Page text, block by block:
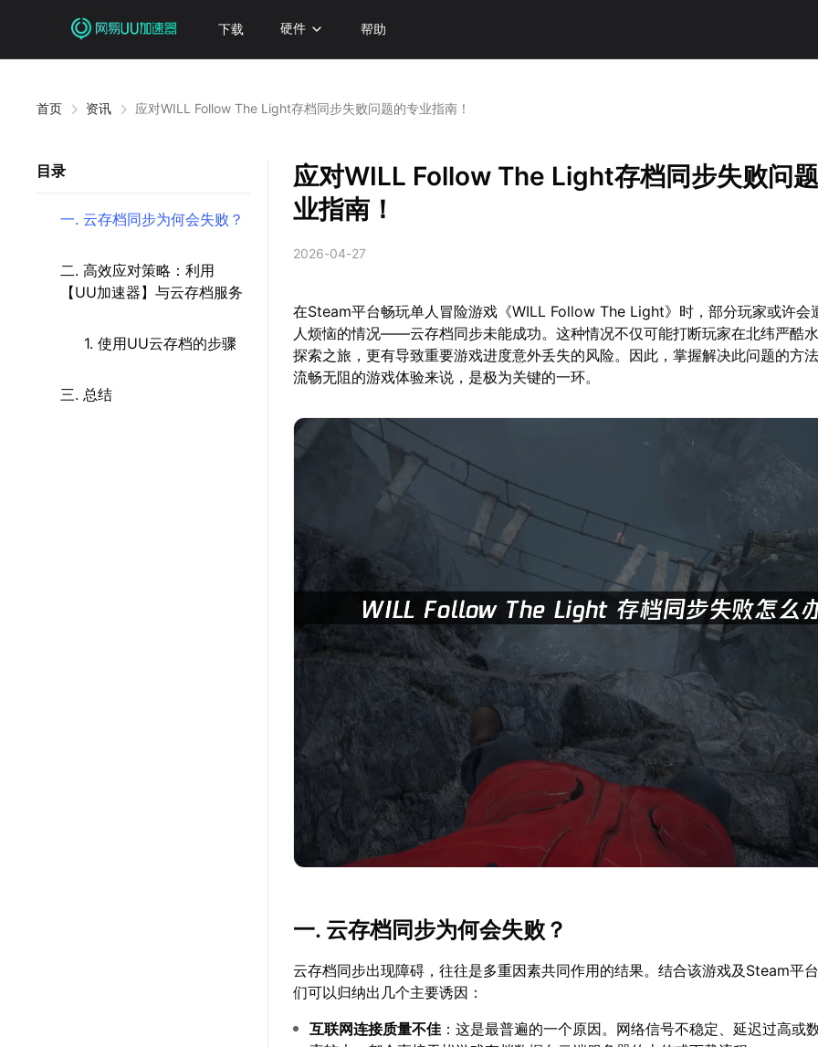
下载 硬件 帮助
首页 资讯 应对WILL Follow The Light存档同步失败问题的专业指南！
目录
一. 云存档同步为何会失败？
二. 高效应对策略：利用
【UU加速器】与云存档服务
1. 使用UU云存档的步骤
三. 总结
应对WILL Follow The Light存档同步失败问
业指南！
2026-04-27
在Steam平台畅玩单人冒险游戏《WILL Follow The Light》时，部分玩家或许会
人烦恼的情况——云存档同步未能成功。这种情况不仅可能打断玩家在北纬严酷
探索之旅，更有导致重要游戏进度意外丢失的风险。因此，掌握解决此问题的方
流畅无阻的游戏体验来说，是极为关键的一环。
一. 云存档同步为何会失败？
云存档同步出现障碍，往往是多重因素共同作用的结果。结合该游戏及Steam平
们可以归纳出几个主要诱因：
互联网连接质量不佳 ：这是最普遍的一个原因。网络信号不稳定、延迟过高或